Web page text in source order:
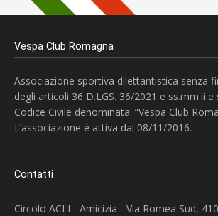
Vespa Club Romagna
Associazione sportiva dilettantistica senza
degli articoli 36 D.LGS. 36/2021 e ss.mm.ii e
Codice Civile denominata: “Vespa Club
L’associazione è attiva dal 08/11/2016.
Contatti
Circolo ACLI - Amicizia - Via Romea Sud,